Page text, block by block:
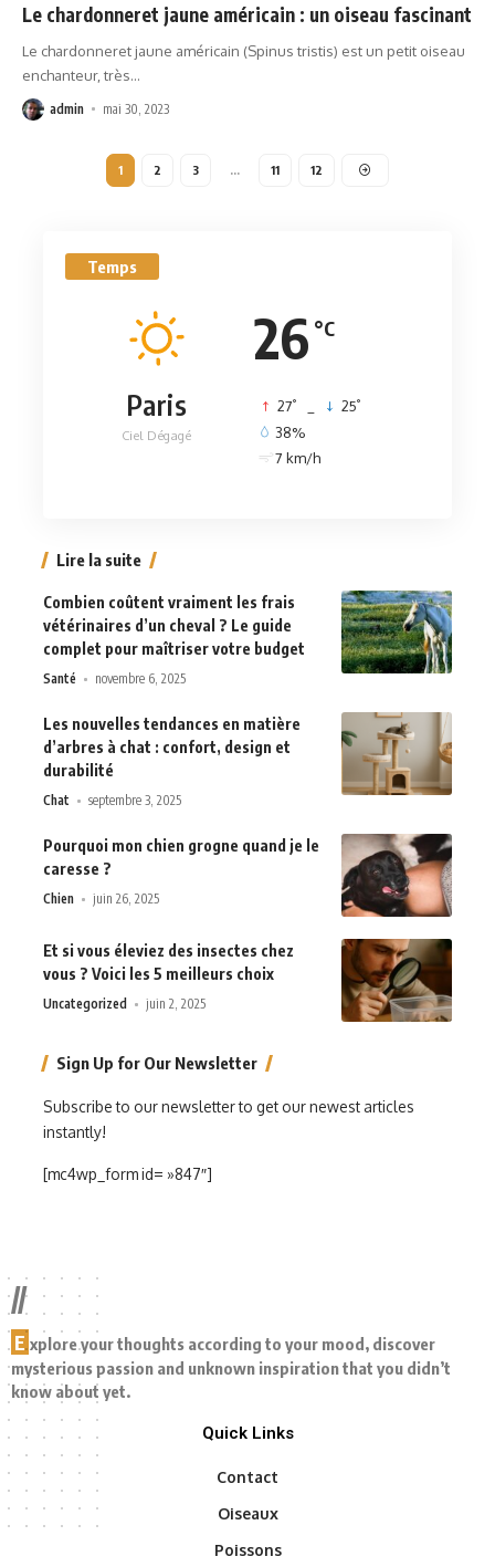
Le chardonneret jaune américain : un oiseau fascinant
Le chardonneret jaune américain (Spinus tristis) est un petit oiseau
enchanteur, très…
admin mai 30, 2023
1 2 3 … 11 12
Temps
26 °C
Paris
Ciel Dégagé
27° 25°
38%
7 km/h
Lire la suite
Combien coûtent vraiment les frais
vétérinaires d’un cheval ? Le guide
complet pour maîtriser votre budget
Santé novembre 6, 2025
Les nouvelles tendances en matière
d’arbres à chat : confort, design et
durabilité
Chat septembre 3, 2025
Pourquoi mon chien grogne quand je le
caresse ?
Chien juin 26, 2025
Et si vous éleviez des insectes chez
vous ? Voici les 5 meilleurs choix
Uncategorized juin 2, 2025
Sign Up for Our Newsletter
Subscribe to our newsletter to get our newest articles
instantly!
[mc4wp_form id= »847″]
//
E xplore your thoughts according to your mood, discover
mysterious passion and unknown inspiration that you didn’t
know about yet.
Quick Links
Contact
Oiseaux
Poissons